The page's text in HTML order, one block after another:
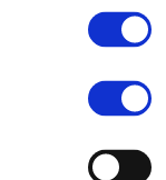
senza perdere
che si